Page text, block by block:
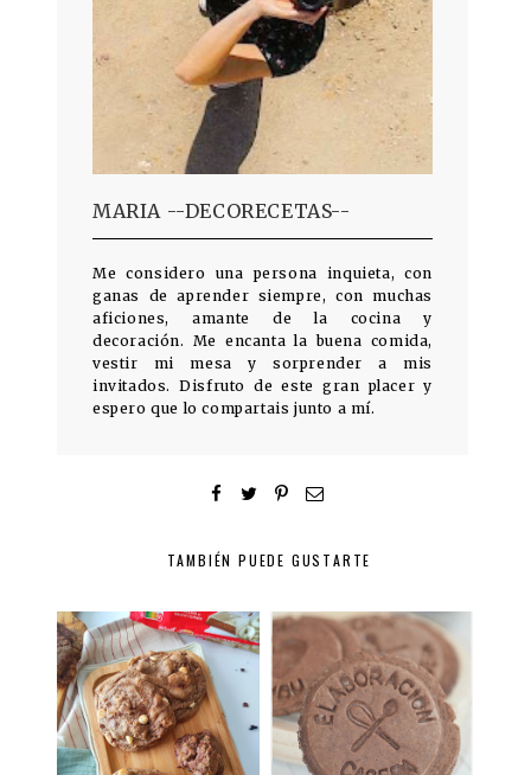
MARIA --DECORECETAS--
Me considero una persona inquieta, con
ganas de aprender siempre, con muchas
aficiones, amante de la cocina y
decoración. Me encanta la buena comida,
vestir mi mesa y sorprender a mis
invitados. Disfruto de este gran placer y
espero que lo compartais junto a mí.
TAMBIÉN PUEDE GUSTARTE